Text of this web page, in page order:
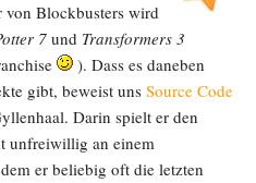
von Blockbusters wird
7 und Transformers 3
). Dass es daneben
gibt, beweist uns Source Code
Darin spielt er den
unfreiwillig an einem
er beliebig oft die letzten